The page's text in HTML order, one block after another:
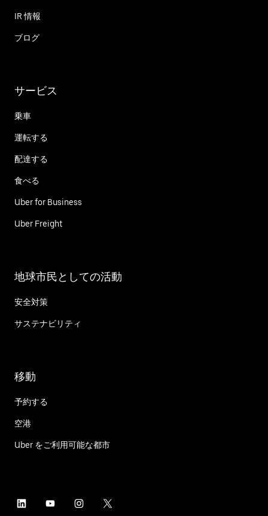
IR 情報
ブログ
サービス
乗車
運転する
配達する
食べる
Uber for Business
Uber Freight
地球市民としての活動
安全対策
サステナビリティ
移動
予約する
空港
Uber をご利用可能な都市